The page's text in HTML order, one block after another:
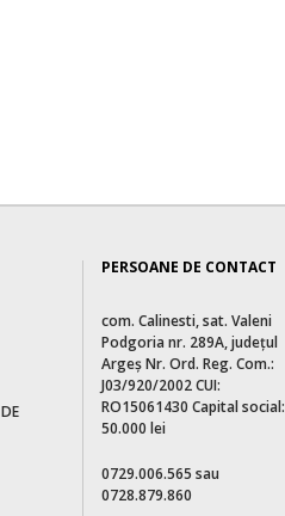
PERSOANE DE CONTACT
com. Calinesti, sat. Valeni
Podgoria nr. 289A, judeţul
Argeş Nr. Ord. Reg. Com.:
J03/920/2002 CUI:
RO15061430 Capital social:
50.000 lei
0729.006.565 sau
0728.879.860